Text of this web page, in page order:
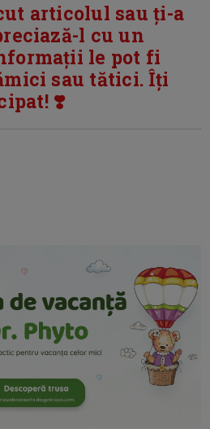
articolul sau ți-a
l cu un
le pot fi
sau tătici. Îți
❣️